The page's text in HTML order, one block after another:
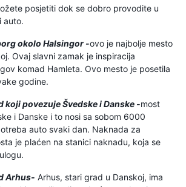
posjetiti dok se dobro provodite u
auto.
okolo Halsingor -ovo je najbolje mesto
Ovaj slavni zamak je inspiracija
komad Hamleta. Ovo mesto je posetila
godine.
koji povezuje Švedske i Danske -most
i Danske i to nosi sa sobom 6000
auto svaki dan. Naknada za
je plaćen na stanici naknadu, koja se
Arhus- Arhus, stari grad u Danskoj, ima